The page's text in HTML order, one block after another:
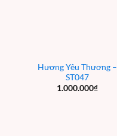
Hương Yêu Thương –
ST047
1.000.000₫